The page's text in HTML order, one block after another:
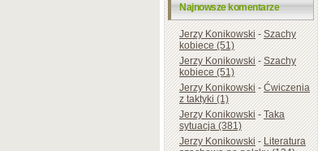
Najnowsze komentarze
Jerzy Konikowski-Szachy
kobiece (51)
Jerzy Konikowski-Szachy
kobiece (51)
Jerzy Konikowski-Ćwiczenia
z taktyki (1)
Jerzy Konikowski-Taka
sytuacja (381)
Jerzy Konikowski-Literatura